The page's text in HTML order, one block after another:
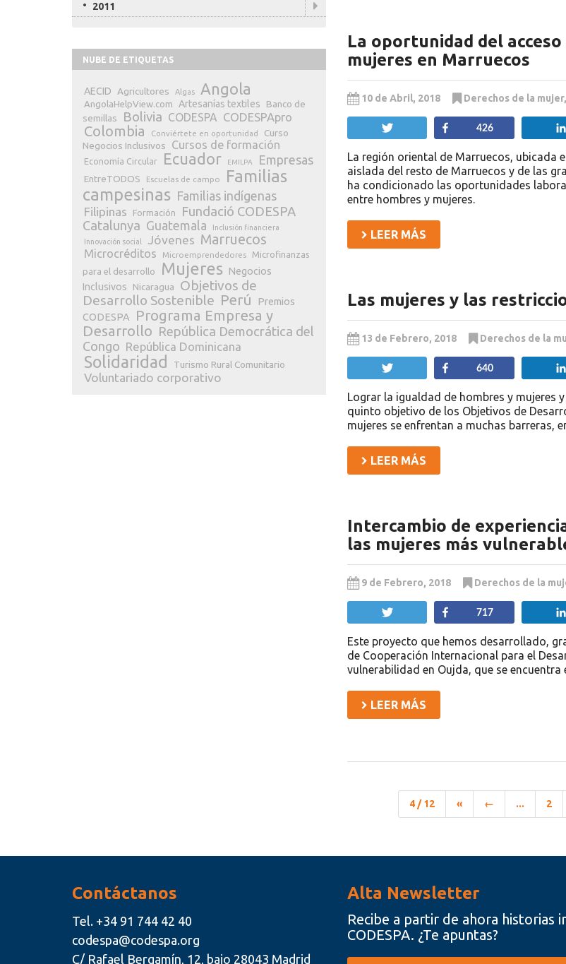
La oportunidad del
mujeres en Marruecos
10 de Abril, 2018 Derechos de la mujer,
Compartir
426
La región oriental de Marruecos, ubicada
aislada del resto de Marruecos y de las
ha condicionado las oportunidades
entre hombres y mujeres.
LEER MÁS
Las mujeres y las
13 de Febrero, 2018 Derechos de la
Compartir
640
Lograr la igualdad de hombres y mujeres
quinto objetivo de los Objetivos de
mujeres se enfrentan a muchas barreras,
LEER MÁS
Intercambio de
las mujeres más
9 de Febrero, 2018 Derechos de la
Compartir
717
Este proyecto que hemos desarrollado,
de Cooperación Internacional para el
vulnerabilidad en Oujda, que se
LEER MÁS
4 / 12 « ← ... 2
2011
NUBE DE ETIQUETAS
AECID Agricultores Algas Angola
AngolaHelpView.com Artesanías textiles
Banco de
semillas
Bolivia CODESPA CODESPApro
Colombia Conviértete en oportunidad
Curso
Negocios Inclusivos
Cursos de formación
Economía Circular Ecuador EMILPA Empresas
EntreTODOS Escuelas de campo
Familias
campesinas Familias indígenas
Filipinas
Formación
Fundació CODESPA
Catalunya Guatemala
Inclusión financiera
Innovación social
Jóvenes Marruecos
Microcréditos Microemprendedores
Microfinanzas
para el desarrollo
Mujeres
Negocios
Inclusivos
Nicaragua
Objetivos de
Desarrollo Sostenible Perú
Premios
CODESPA
Programa Empresa y
Desarrollo República Democrática del
Congo República Dominicana
Solidaridad Turismo Rural Comunitario
Voluntariado corporativo
Contáctanos
Tel. +34 91 744 42 40
codespa@codespa.org
C/ Rafael Bergamín, 12, bajo 28043 Madrid
Alta Newsletter
Recibe a partir de ahora historias
CODESPA. ¿Te apuntas?